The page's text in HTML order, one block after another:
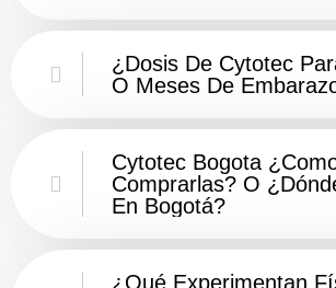
¿Dosis De Cytotec
O Meses De
Cytotec Bogota
Comprarlas? O
En Bogotá?
¿Qué Experimentan